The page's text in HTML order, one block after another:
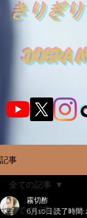
きりぎ
DOGRA
記事
全ての記事
全ての記事
霧切酢
6月10日 読了時間: